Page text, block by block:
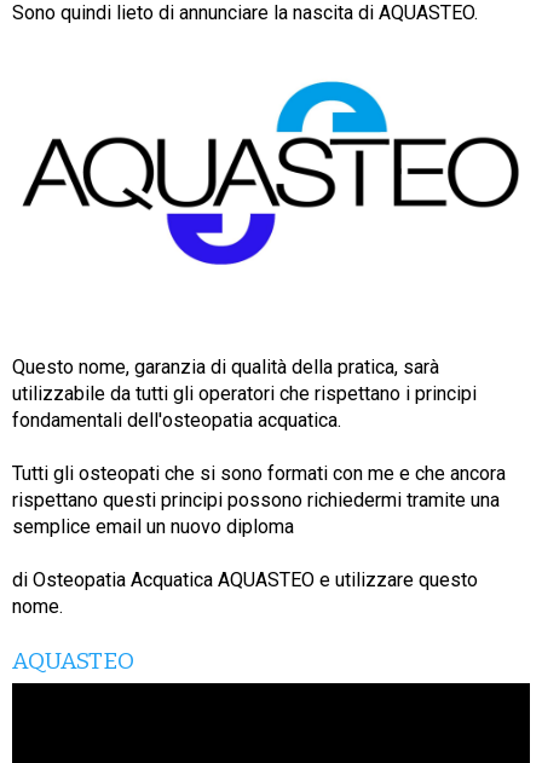
Sono quindi lieto di annunciare la nascita di AQUASTEO.
Questo nome, garanzia di qualità della pratica, sarà
utilizzabile da tutti gli operatori che rispettano i principi
fondamentali dell'osteopatia acquatica.
Tutti gli osteopati che si sono formati con me e che ancora
rispettano questi principi possono richiedermi tramite una
semplice email un nuovo diploma
di Osteopatia Acquatica AQUASTEO e utilizzare questo
nome.
AQUASTEO